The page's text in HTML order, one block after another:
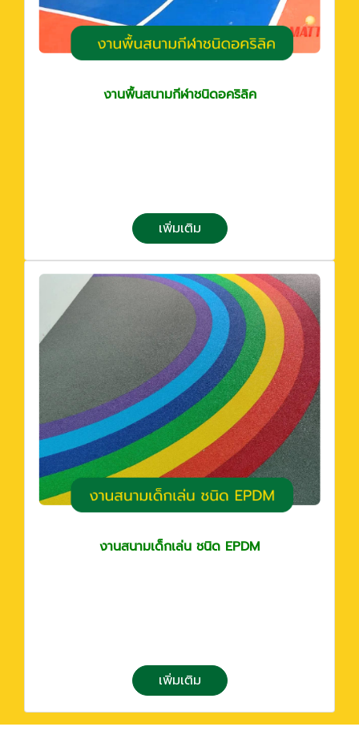
งานพื้นสนามกีฬาชนิดอคริลิค
เพิ่มเติม
งานสนามเด็กเล่น ชนิด EPDM
เพิ่มเติม